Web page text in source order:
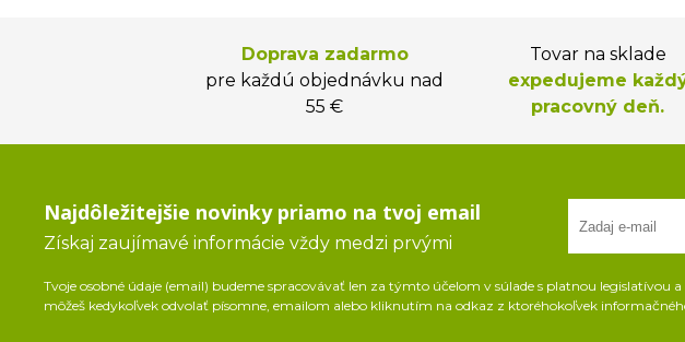
Doprava zadarmo
pre každú objednávku nad
55 €
Tovar na sklade
expedujeme
pracovný deň.
Najdôležitejšie novinky priamo na tvoj email
Získaj zaujímavé informácie vždy medzi prvými
Tvoje osobné údaje (email) budeme spracovávať len za týmto účelom v súlade s platnou
môžeš kedykoľvek odvolať písomne, emailom alebo kliknutím na odkaz z ktoréhokoľvek